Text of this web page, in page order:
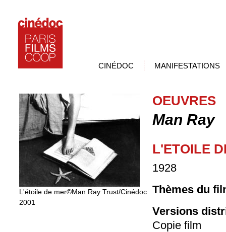
CINÉDOC MANIFESTATIONS
L'étoile de mer©Man Ray Trust/Cinédoc
2001
OEUVRES
Man Ray
L'ETOILE
1928
Thèmes du
Versions
Copie film